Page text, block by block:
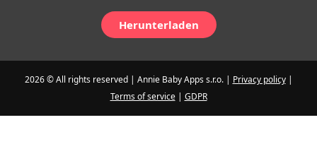
Herunterladen
2026 © All rights reserved | Annie Baby Apps s.r.o. | Privacy policy|
Terms of service| GDPR